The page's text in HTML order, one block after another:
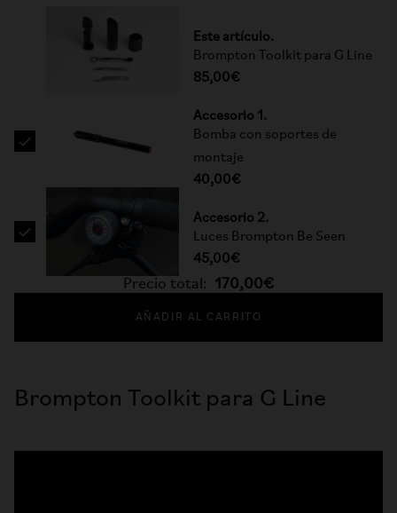
Este artículo.
Brompton Toolkit para G Line
85,00€
Accesorio 1.
Bomba con soportes de
montaje
40,00€
Accesorio 2.
Luces Brompton Be Seen
45,00€
Precio total: 170,00€
AÑADIR AL CARRITO
Brompton Toolkit para G Line